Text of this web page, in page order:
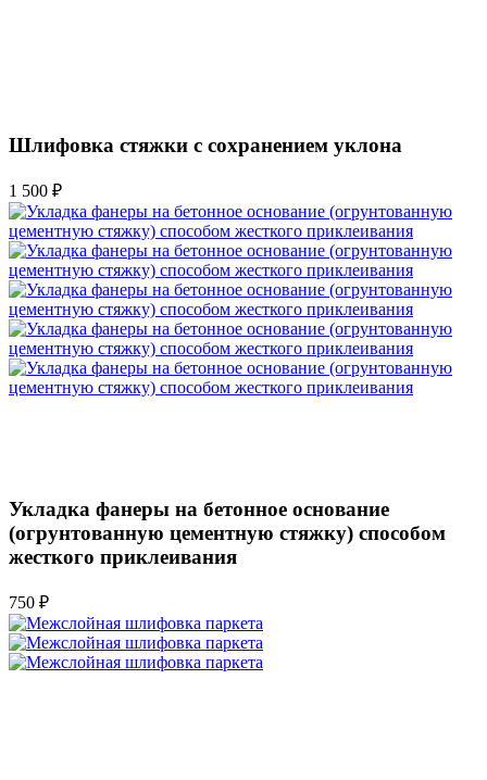
Шлифовка стяжки с сохранением уклона
1 500 ₽
Укладка фанеры на бетонное основание
(огрунтованную цементную стяжку) способом
жесткого приклеивания
750 ₽